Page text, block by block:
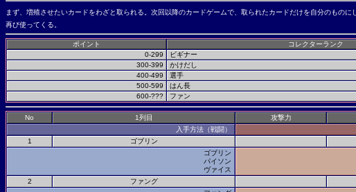
まず、増殖させたいカードをわざと取られる。次回以降のカードゲームで、取られたカードだけを自分のもの
再び使ってくる。
ポイント
コレクターランク
0-299
ビギナー
300-399
かけだし
400-499
選手
500-599
はん長
600-???
ファン
No 1列目 攻撃力
入手方法（戦闘）
1
ゴブリン
ゴブリン
パイソン
ヴァイス
2 ファング